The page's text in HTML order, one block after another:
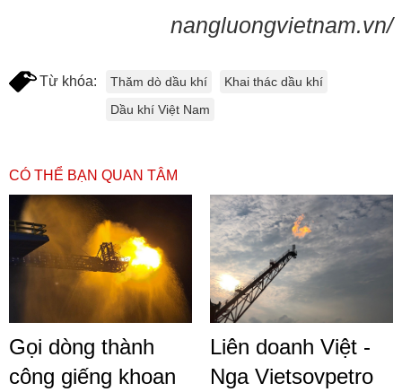
nangluongvietnam.vn/
Từ khóa: Thăm dò dầu khí
Khai thác dầu khí
Dầu khí Việt Nam
CÓ THỂ BẠN QUAN TÂM
Gọi dòng thành
công giếng khoan
Liên doanh Việt -
Nga Vietsovpetro